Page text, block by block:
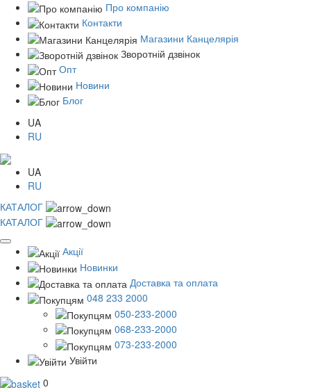
Про компанію
Контакти
Магазини Канцелярія
Зворотній дзвінок
Опт
Новини
Блог
UA
RU
UA
RU
КАТАЛОГ
КАТАЛОГ
Акції
Новинки
Доставка та оплата
048 233 2000
050-233-2000
068-233-2000
073-233-2000
Увійти
0